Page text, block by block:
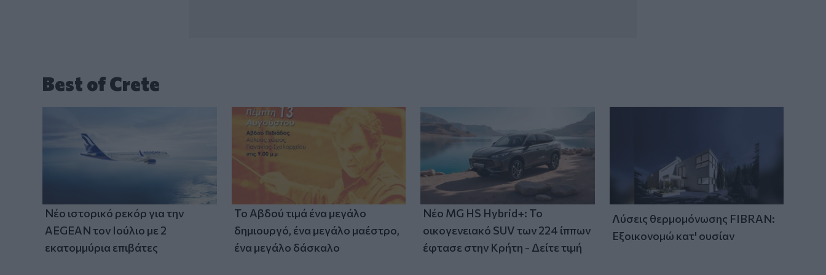
Best of Crete
Νέο ιστορικό ρεκόρ για την
AEGEAN τον Ιούλιο με 2
εκατομμύρια επιβάτες
Το Αβδού τιμά ένα μεγάλο
δημιουργό, ένα μεγάλο μαέστρο,
ένα μεγάλο δάσκαλο
Νέο MG HS Hybrid+: Το
οικογενειακό SUV των 224 ίππων
έφτασε στην Κρήτη - Δείτε τιμή
Λύσεις θερμομόνωσης FIBRAN:
Εξοικονομώ κατ' ουσίαν